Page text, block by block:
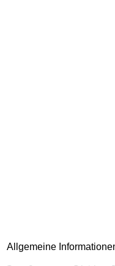
Allgemeine